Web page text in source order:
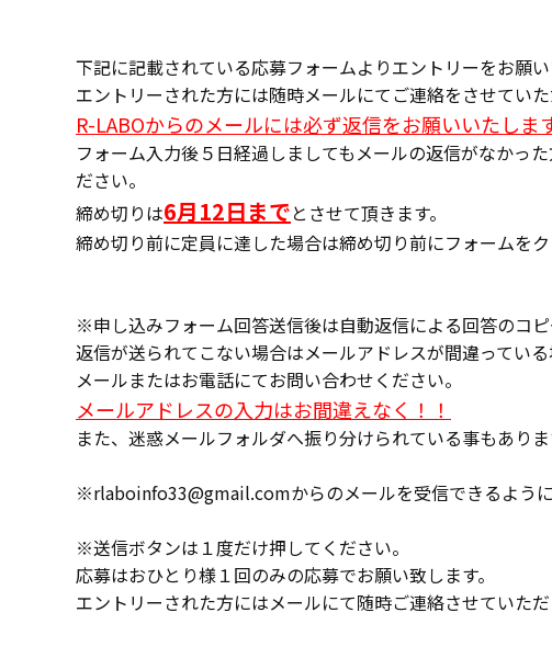
下記に記載されている応募フォームよりエントリーをお願
エントリーされた方には随時メールにてご連絡をさせてい
R-LABOからのメールには必ず返信をお願いいたしま
フォーム入力後５日経過しましてもメールの返信がなかっ
ださい。
締め切りは6月12日までとさせて頂きます。
締め切り前に定員に達した場合は締め切り前にフォームを
※申し込みフォーム回答送信後は自動返信による回答のコ
返信が送られてこない場合はメールアドレスが間違ってい
メールまたはお電話にてお問い合わせください。
メールアドレスの入力はお間違えなく！！
また、迷惑メールフォルダへ振り分けられている事もあり
※rlaboinfo33@gmail.comからのメールを受信できるよう
※送信ボタンは１度だけ押してください。
応募はおひとり様１回のみの応募でお願い致します。
エントリーされた方にはメールにて随時ご連絡させていた